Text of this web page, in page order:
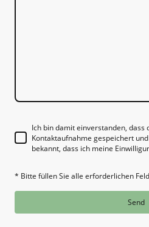
Ich bin damit einverstanden, dass
Kontaktaufnahme gespeichert
bekannt, dass ich meine
* Bitte füllen Sie alle erforderlichen
Send